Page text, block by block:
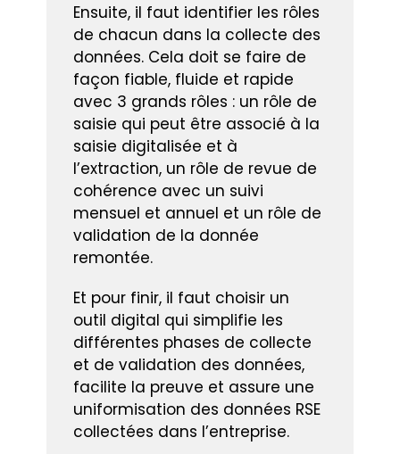
Ensuite, il faut identifier les rôles
de chacun dans la collecte des
données. Cela doit se faire de
façon fiable, fluide et rapide
avec 3 grands rôles : un rôle de
saisie qui peut être associé à la
saisie digitalisée et à
l’extraction, un rôle de revue de
cohérence avec un suivi
mensuel et annuel et un rôle de
validation de la donnée
remontée.
Et pour finir, il faut choisir un
outil digital qui simplifie les
différentes phases de collecte
et de validation des données,
facilite la preuve et assure une
uniformisation des données RSE
collectées dans l’entreprise.